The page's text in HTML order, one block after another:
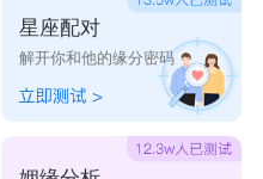
望
糾葛 刻骨
星座配对
解开你和他的缘分密码